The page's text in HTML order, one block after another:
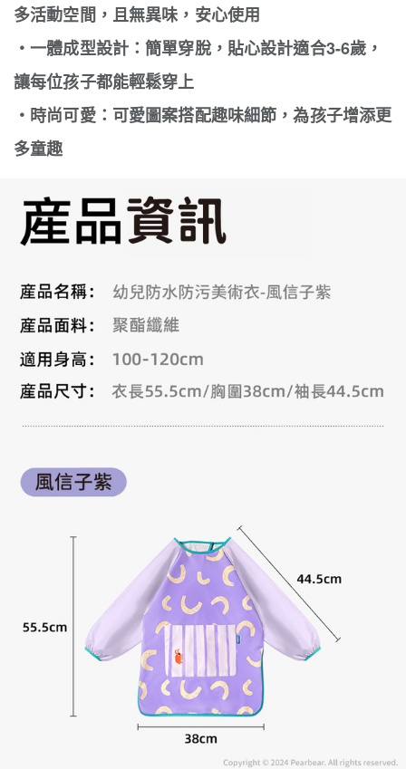
多活動空間，且無異味，安心使用
・一體成型設計：簡單穿脫，貼心設計適合3-6歲，
讓每位孩子都能輕鬆穿上
・時尚可愛：可愛圖案搭配趣味細節，為孩子增添更
多童趣